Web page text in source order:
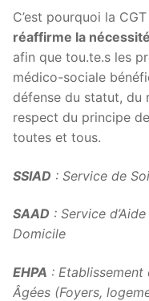
C’est pourquoi la
réaffirme la
afin que tou.te.s les
médico-sociale
défense du statut, du
respect du principe
toutes et tous.
SSIAD : Service de
SAAD : Service
Domicile
EHPA : Etablissement
Âgées (Foyers,